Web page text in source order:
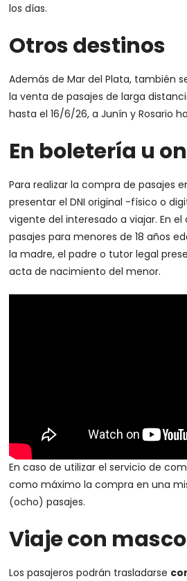
los días.
Otros destinos
Además de Mar del Plata, también
la venta de pasajes de larga
hasta el 16/6/26, a Junín y Rosario
En boletería u
Para realizar la compra de pasajes
presentar el DNI original -físico o
vigente del interesado a viajar. En
pasajes para menores de 18 años
la madre, el padre o tutor legal
acta de nacimiento del menor.
En caso de utilizar el servicio de
como máximo la compra en una
(ocho) pasajes.
Viaje con
Los pasajeros podrán trasladarse